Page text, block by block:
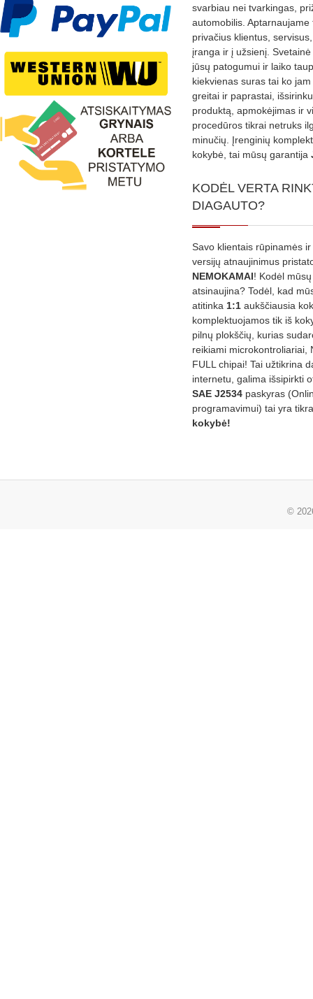
svarbiau nei tvarkingas,
automobilis. Aptarnaujame
privačius klientus,
įranga ir į užsienį.
jūsų patogumui ir laiko
kiekvienas suras tai ko
greitai ir paprastai,
produktą, apmokėjimas ir
procedūros tikrai netruks
minučių. Įrenginių
kokybė, tai mūsų garantija
KODĖL VERTA
DIAGAUTO?
Savo klientais rūpinamės
versijų atnaujinimus
NEMOKAMAI! Kodėl
atsinaujina? Todėl, kad
atitinka 1:1 aukščiausia
komplektuojamos tik iš
pilnų plokščių, kurias
reikiami microkontroliariai,
FULL chipai! Tai užtikrina
internetu, galima išsipirkti
SAE J2534 paskyras
programavimui) tai yra
kokybė!
©